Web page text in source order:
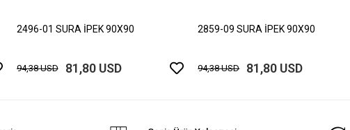
2496-01 SURA İPEK 90X90
94,38 USD 81,80 USD
2859-09 SURA İPEK 90X90
94,38 USD 81,80 USD